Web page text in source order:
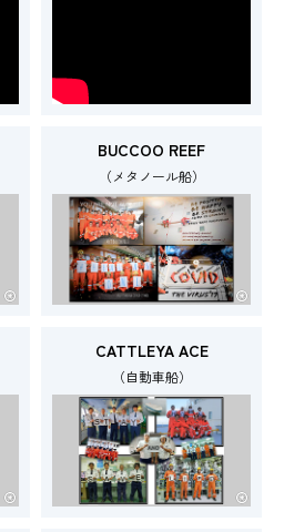
BUCCOO REEF
（メタノール船）
CATTLEYA ACE
（自動車船）